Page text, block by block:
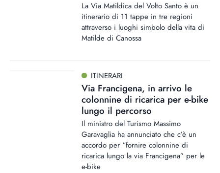
La Via Matildica del Volto Santo è un
itinerario di 11 tappe in tre regioni
attraverso i luoghi simbolo della vita di
Matilde di Canossa
ITINERARI
Via Francigena, in arrivo le
colonnine di ricarica per e-bike
lungo il percorso
Il ministro del Turismo Massimo
Garavaglia ha annunciato che c’è un
accordo per “fornire colonnine di
ricarica lungo la via Francigena” per le
e-bike